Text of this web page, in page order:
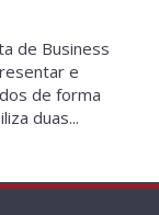
de Business
e
de forma
duas...